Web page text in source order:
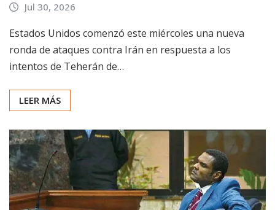
Jul 30, 2026
Estados Unidos comenzó este miércoles una nueva
ronda de ataques contra Irán en respuesta a los
intentos de Teherán de…
LEER MÁS